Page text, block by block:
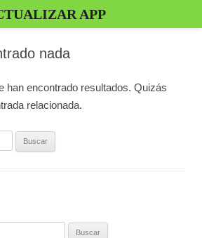
nada
han encontrado resultados. Quizás
relacionada.
APP